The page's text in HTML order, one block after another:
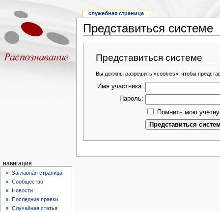
Представиться системе
Представиться системе
Вы должны разрешить «cookies», чтобы
Имя участника:
Пароль:
Помнить мою
служебная страница
навигация
Заглавная страница
Сообщество
Новости
Последние правки
Случайная статья